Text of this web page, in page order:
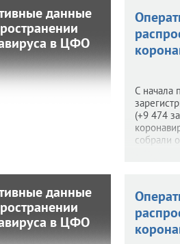
данные
в ЦФО
данные
в ЦФО
г. 12:10
материалам сайта
стопкоронавирус.рф).
С начала
(+9 474
собрали
данные
в ЦФО
данные
в ЦФО